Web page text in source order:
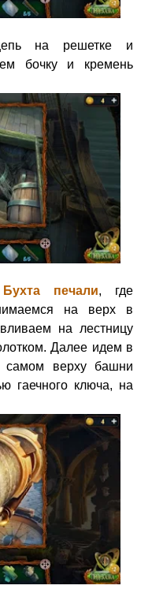
на решетке и
бочку и кремень
Бухта печали, где
на верх в
на лестницу
Далее идем в
самом верху башни
гаечного ключа, на